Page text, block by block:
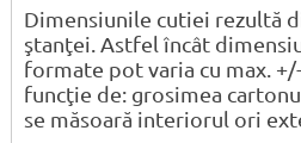
Dimensiunile cutiei rezultă
ştanţei. Astfel încât
formate pot varia cu max.
funcţie de: grosimea
se măsoară interiorul ori